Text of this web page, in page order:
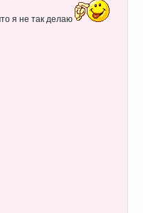
я не так делаю